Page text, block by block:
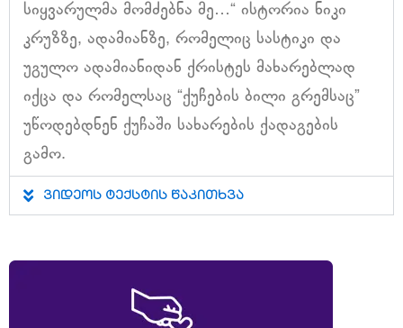
სიყვარულმა მომძებნა მე…“ ისტორია ნიკი
კრუზზე, ადამიანზე, რომელიც სასტიკი და
უგულო ადამიანიდან ქრისტეს მახარებლად
იქცა და რომელსაც “ქუჩების ბილი გრემსაც”
უწოდებდნენ ქუჩაში სახარების ქადაგების
გამო.
ვიდეოს ტექსტის წაკითხვა